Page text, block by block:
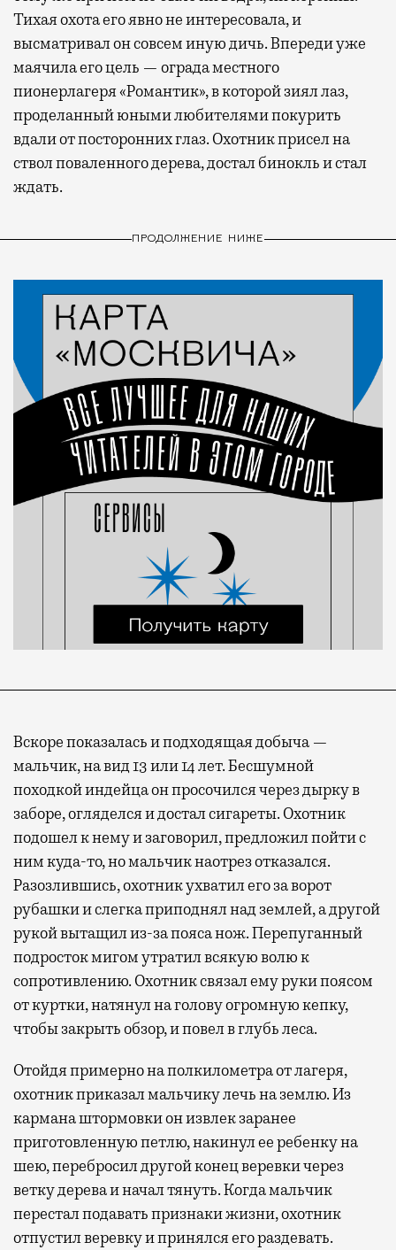
Тихая охота его явно не интересовала, и
высматривал он совсем иную дичь. Впереди уже
маячила его цель — ограда местного
пионерлагеря «Романтик», в которой зиял лаз,
проделанный юными любителями покурить
вдали от посторонних глаз. Охотник присел на
ствол поваленного дерева, достал бинокль и стал
ждать.
ПРОДОЛЖЕНИЕ НИЖЕ
Вскоре показалась и подходящая добыча —
мальчик, на вид 13 или 14 лет. Бесшумной
походкой индейца он просочился через дырку в
заборе, огляделся и достал сигареты. Охотник
подошел к нему и заговорил, предложил пойти с
ним куда-то, но мальчик наотрез отказался.
Разозлившись, охотник ухватил его за ворот
рубашки и слегка приподнял над землей, а другой
рукой вытащил из-за пояса нож. Перепуганный
подросток мигом утратил всякую волю к
сопротивлению. Охотник связал ему руки поясом
от куртки, натянул на голову огромную кепку,
чтобы закрыть обзор, и повел в глубь леса.
Отойдя примерно на полкилометра от лагеря,
охотник приказал мальчику лечь на землю. Из
кармана штормовки он извлек заранее
приготовленную петлю, накинул ее ребенку на
шею, перебросил другой конец веревки через
ветку дерева и начал тянуть. Когда мальчик
перестал подавать признаки жизни, охотник
отпустил веревку и принялся его раздевать.